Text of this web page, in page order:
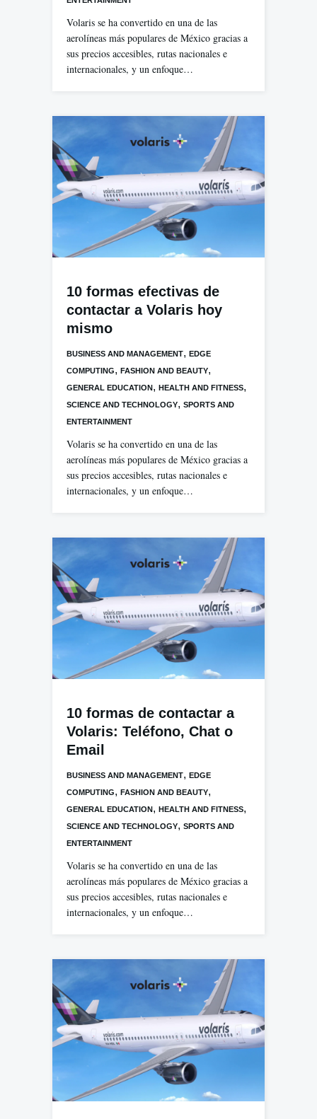
Volaris se ha convertido en una de las
aerolíneas más populares de México gracias a
sus precios accesibles, rutas nacionales e
internacionales, y un enfoque…
10 formas efectivas de
contactar a Volaris hoy
mismo
BUSINESS AND MANAGEMENT, EDGE
COMPUTING, FASHION AND BEAUTY,
GENERAL EDUCATION, HEALTH AND FITNESS,
SCIENCE AND TECHNOLOGY, SPORTS AND
ENTERTAINMENT
Volaris se ha convertido en una de las
aerolíneas más populares de México gracias a
sus precios accesibles, rutas nacionales e
internacionales, y un enfoque…
10 formas de contactar a
Volaris: Teléfono, Chat o
Email
BUSINESS AND MANAGEMENT, EDGE
COMPUTING, FASHION AND BEAUTY,
GENERAL EDUCATION , HEALTH AND FITNESS,
SCIENCE AND TECHNOLOGY, SPORTS AND
ENTERTAINMENT
Volaris se ha convertido en una de las
aerolíneas más populares de México gracias a
sus precios accesibles, rutas nacionales e
internacionales, y un enfoque…